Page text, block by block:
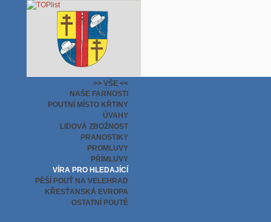
>> VŠE <<
NAŠE FARNOSTI
POUTNÍ MÍSTO KŘTINY
ÚVAHY
LIDOVÁ ZBOŽNOST
PRANOSTIKY
PROMLUVY
PŘÍMLUVY
VÍRA PRO HLEDAJÍCÍ
PĚŠÍ POUŤ NA VELEHRAD
KŘESŤANSKÁ EVROPA
OSTATNÍ POUTĚ